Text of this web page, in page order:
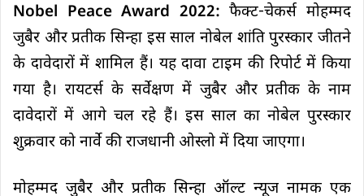
Nobel Peace Award 2022:फैक्ट-चेकर्स मोहम्मद
जुबैर और प्रतीक सिन्हा इस साल नोबेल शांति पुरस्कार जीतने
के दावेदारों में शामिल हैं। यह दावा टाइम की रिपोर्ट में किया
गया है। रायटर्स के सर्वेक्षण में जुबैर और प्रतीक के नाम
दावेदारों में आगे चल रहे हैं। इस साल का नोबेल पुरस्कार
शुक्रवार को नार्वे की राजधानी ओस्लो में दिया जाएगा।
मोहम्मद जुबैर और प्रतीक सिन्हा ऑल्ट न्यूज नामक एक